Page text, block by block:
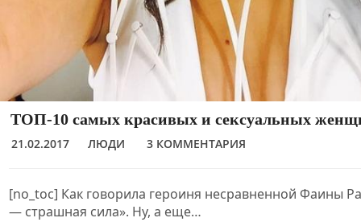
ТОП-10 самых красивых и сексуальных
21.02.2017 ЛЮДИ 3 КОММЕНТАРИЯ
[no_toc] Как говорила героиня несравненной Фаины
— страшная сила». Ну, а еще…